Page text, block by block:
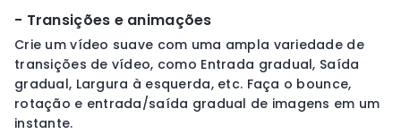
- Transições e animações
Crie um vídeo suave com uma ampla variedade de
transições de vídeo, como Entrada gradual, Saída
gradual, Largura à esquerda, etc. Faça o bounce,
rotação e entrada/saída gradual de imagens em um
instante.